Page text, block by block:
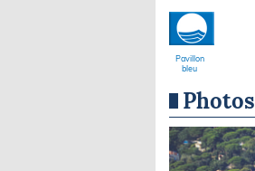
Pavillon
bleu
Photos